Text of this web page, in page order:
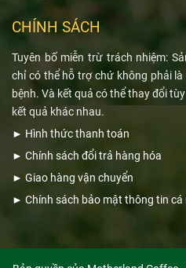
CHÍNH SÁCH
Tuyên bố miễn trừ trách nhiệm:
chỉ có thể hỗ trợ chứ không phải
bệnh. Và kết quả có thể thay đổi
kết quả khác nhau.
► Hình thức thanh toán
► Chính sách đổi trả hàng hóa
► Giao hàng vận chuyển
► Chính sách bảo mật thông tin cá